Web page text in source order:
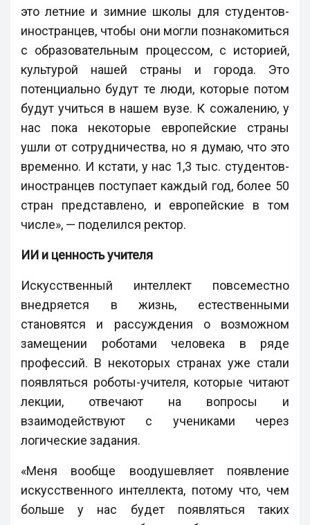
это летние и зимние школы для студентов-
иностранцев, чтобы они могли познакомиться
с образовательным процессом, с историей,
культурой нашей страны и города. Это
потенциально будут те люди, которые потом
будут учиться в нашем вузе. К сожалению, у
нас пока некоторые европейские страны
ушли от сотрудничества, но я думаю, что это
временно. И кстати, у нас 1,3 тыс. студентов-
иностранцев поступает каждый год, более 50
стран представлено, и европейские в том
числе», — поделился ректор.
ИИ и ценность учителя
Искусственный интеллект повсеместно
внедряется в жизнь, естественными
становятся и рассуждения о возможном
замещении роботами человека в ряде
профессий. В некоторых странах уже стали
появляться роботы-учителя, которые читают
лекции, отвечают на вопросы и
взаимодействуют с учениками через
логические задания.
«Меня вообще воодушевляет появление
искусственного интеллекта, потому что, чем
больше у нас будет появляться таких